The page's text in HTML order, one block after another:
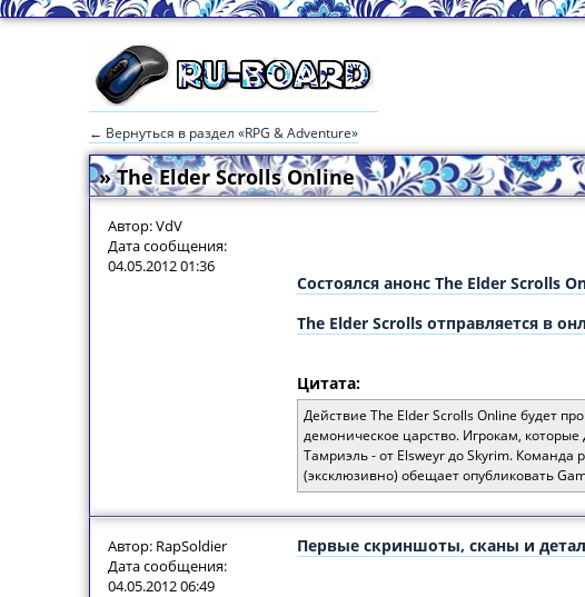
← Вернуться в раздел «RPG & Adventure»
» The Elder Scrolls Online
Автор: VdV
Дата сообщения:
04.05.2012 01:36
Состоялся анонс The Elder Scrolls
The Elder Scrolls отправляется в
Цитата:
Действие The Elder Scrolls Online будет
демоническое царство. Игрокам,
Тамриэль - от Elsweyr до Skyrim. Команда
(эксклюзивно) обещает опубликовать
Автор: RapSoldier
Дата сообщения:
04.05.2012 06:49
Первые скриншоты, сканы и